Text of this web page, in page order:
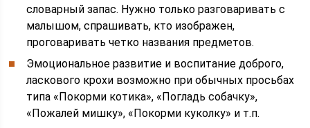
словарный запас. Нужно только разговаривать с
малышом, спрашивать, кто изображен,
проговаривать четко названия предметов.
Эмоциональное развитие и воспитание доброго,
ласкового крохи возможно при обычных просьбах
типа «Покорми котика», «Погладь собачку»,
«Пожалей мишку», «Покорми куколку» и т.п.